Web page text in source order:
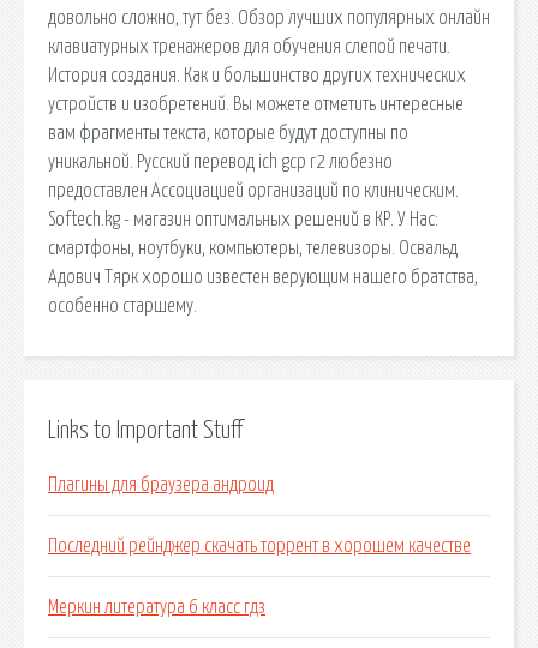
довольно сложно, тут без. Обзор лучших популярных онлайн
клавиатурных тренажеров для обучения слепой печати.
История создания. Как и большинство других технических
устройств и изобретений. Вы можете отметить интересные
вам фрагменты текста, которые будут доступны по
уникальной. Русский перевод ich gcp r2 любезно
предоставлен Ассоциацией организаций по клиническим.
Softech.kg - магазин оптимальных решений в КР. У Нас:
смартфоны, ноутбуки, компьютеры, телевизоры. Освальд
Адович Тярк хорошо известен верующим нашего братства,
особенно старшему.
Links to Important Stuff
Плагины для браузера андроид
Последний рейнджер скачать торрент в хорошем качестве
Меркин литература 6 класс гдз